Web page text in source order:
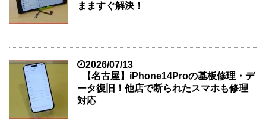
まますぐ解決！
2026/07/13
【名古屋】iPhone14Proの基板修理・デ
ータ復旧！他店で断られたスマホも修理
対応